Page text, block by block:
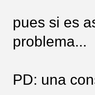
pues si es
problema...
PD: una